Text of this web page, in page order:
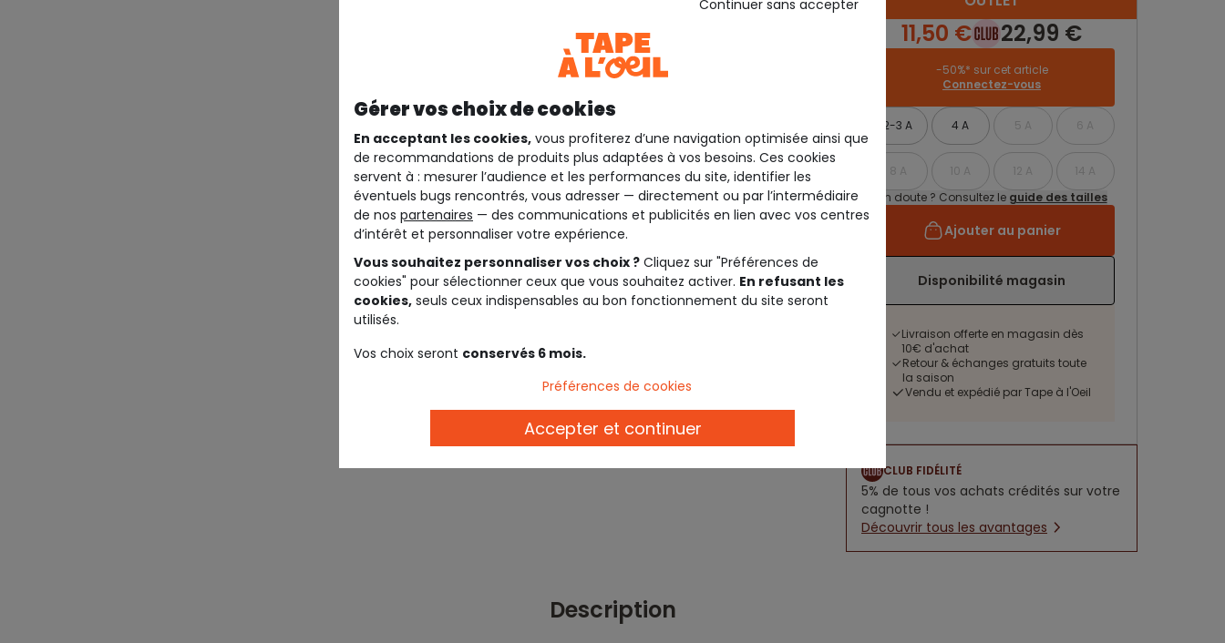
11,50 € 22,99 €
-50%* sur cet article
Connectez-vous
2-3 A 4 A 5 A 6 A
8 A 10 A 12 A
14 A
Un doute ? Consultez le guide des tailles
Ajouter au panier
Disponibilité magasin
Livraison offerte en magasin dès
10€ d'achat
Retour & échanges gratuits toute
la saison
Vendu et expédié par Tape à l'Oeil
CLUB FIDÉLITÉ
5% de tous vos achats crédités sur votre
cagnotte !
Découvrir tous les avantages
Description
Gérer vos choix de cookies
En acceptant les cookies, vous profiterez d’une navigation optimisée ainsi que
de recommandations de produits plus adaptées à vos besoins. Ces cookies
servent à : mesurer l’audience et les performances du site, identifier les
éventuels bugs rencontrés, vous adresser — directement ou par l’intermédiaire
de nos partenaires — des communications et publicités en lien avec vos centres
d’intérêt et personnaliser votre expérience.
Vous souhaitez personnaliser vos choix ? Cliquez sur "Préférences de
cookies" pour sélectionner ceux que vous souhaitez activer. En refusant les
cookies, seuls ceux indispensables au bon fonctionnement du site seront
utilisés.
Vos choix seront conservés 6 mois.
Continuer sans accepter
Préférences de cookies
Accepter et continuer